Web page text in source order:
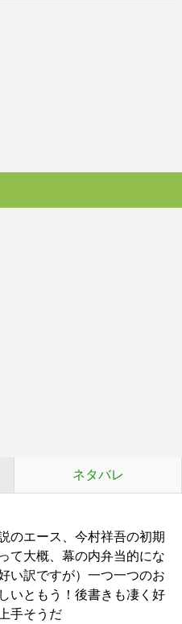
ネタバレ
のエース、今村祥吾の初期
て大概、幕の内弁当的にな
い訳ですが）一つ一つのお
いともう！後書きも凄く好
手そうだ